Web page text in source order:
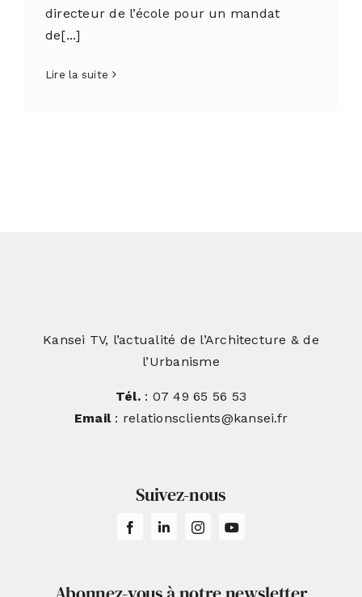
directeur de l’école pour un mandat
de[...]
Lire la suite
Kansei TV, l’actualité de l’Architecture & de
l’Urbanisme
Tél.: 07 49 65 56 53
Email: relationsclients@kansei.fr
Suivez-nous